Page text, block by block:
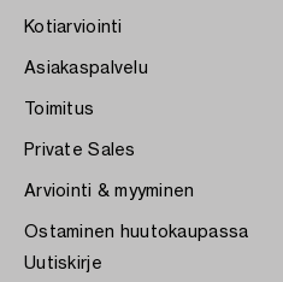
Kotiarviointi
Asiakaspalvelu
Toimitus
Private Sales
Arviointi & myyminen
Ostaminen huutokaupassa
Uutiskirje